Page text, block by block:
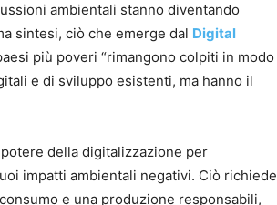
ambientali stanno diventando
sintesi, ciò che emerge dal Digital
più poveri “rimangono colpiti in modo
e di sviluppo esistenti, ma hanno il
della digitalizzazione per
impatti ambientali negativi. Ciò richiede
e una produzione responsabili,